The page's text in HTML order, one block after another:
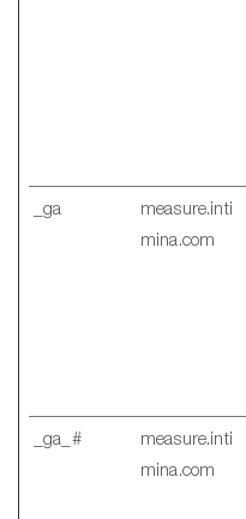
_ga
measure.inti
mina.com
_ga_#
measure.inti
mina.com